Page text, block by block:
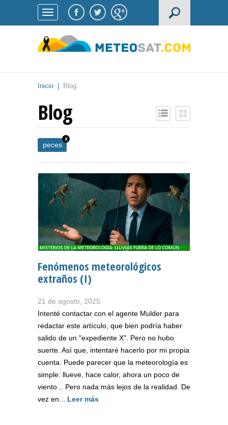
Inicio Blog
Blog
peces
x
Fenómenos meteorológicos
extraños (I)
21 de agosto, 2025
Intenté contactar con el agente Mulder para
redactar este artículo, que bien podría haber
salido de un "expediente X". Pero no hubo
suerte. Así que, intentaré hacerlo por mi propia
cuenta. Puede parecer que la meteorología es
simple: llueve, hace calor, ahora un poco de
viento... Pero nada más lejos de la realidad. De
vez en... Leer más